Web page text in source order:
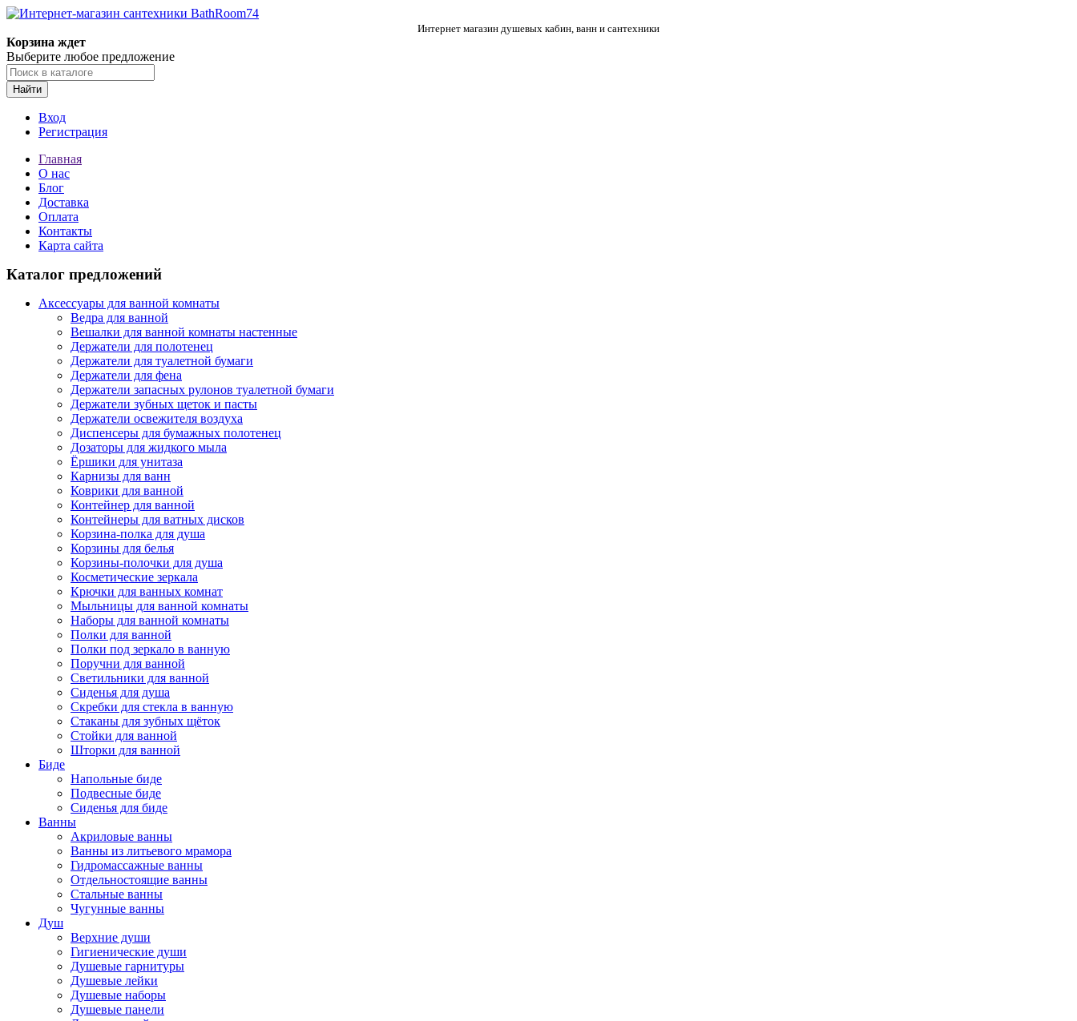
Интернет магазин душевых кабин, ванн и сантехники
Корзина ждет
Выберите любое предложение
Найти
Вход
Регистрация
Главная
О нас
Блог
Доставка
Оплата
Контакты
Карта сайта
Каталог предложений
Аксессуары для ванной комнаты
Ведра для ванной
Вешалки для ванной комнаты настенные
Держатели для полотенец
Держатели для туалетной бумаги
Держатели для фена
Держатели запасных рулонов туалетной бумаги
Держатели зубных щеток и пасты
Держатели освежителя воздуха
Диспенсеры для бумажных полотенец
Дозаторы для жидкого мыла
Ёршики для унитаза
Карнизы для ванн
Коврики для ванной
Контейнер для ванной
Контейнеры для ватных дисков
Корзина-полка для душа
Корзины для белья
Корзины-полочки для душа
Косметические зеркала
Крючки для ванных комнат
Мыльницы для ванной комнаты
Наборы для ванной комнаты
Полки для ванной
Полки под зеркало в ванную
Поручни для ванной
Светильники для ванной
Сиденья для душа
Скребки для стекла в ванную
Стаканы для зубных щёток
Стойки для ванной
Шторки для ванной
Биде
Напольные биде
Подвесные биде
Сиденья для биде
Ванны
Акриловые ванны
Ванны из литьевого мрамора
Гидромассажные ванны
Отдельностоящие ванны
Стальные ванны
Чугунные ванны
Душ
Верхние души
Гигиенические души
Душевые гарнитуры
Душевые лейки
Душевые наборы
Душевые панели